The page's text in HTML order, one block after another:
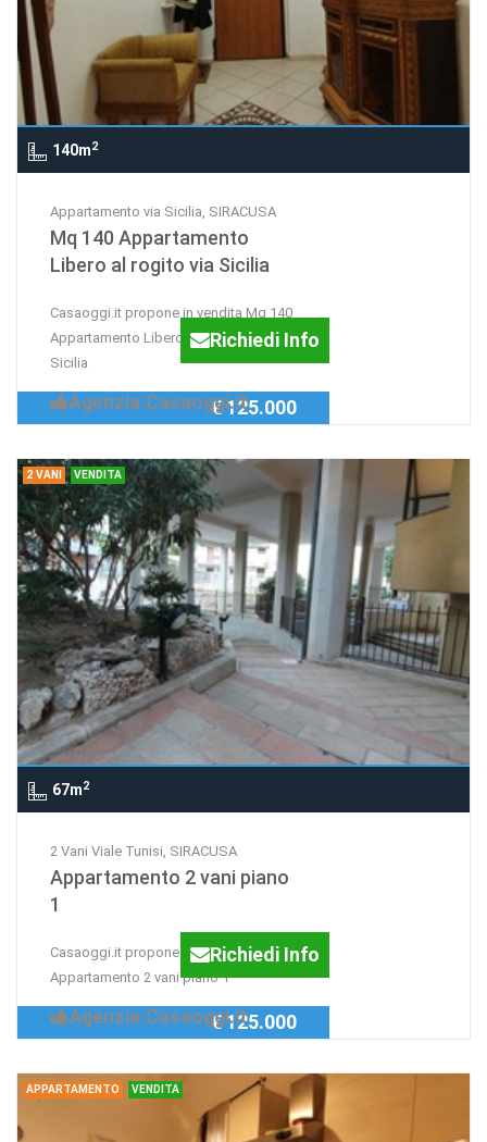
140m2
Appartamento via Sicilia, SIRACUSA
Mq 140 Appartamento
Libero al rogito via Sicilia
Casaoggi.it propone in vendita Mq 140
Appartamento Libero al rogito via
Sicilia
Richiedi Info
Agenzia:Casaoggi.it€ 125.000
2 VANI VENDITA
67m2
2 Vani Viale Tunisi, SIRACUSA
Appartamento 2 vani piano
1
Casaoggi.it propone in vendita
Appartamento 2 vani piano 1
Richiedi Info
Agenzia:Casaoggi.it€ 125.000
APPARTAMENTO VENDITA